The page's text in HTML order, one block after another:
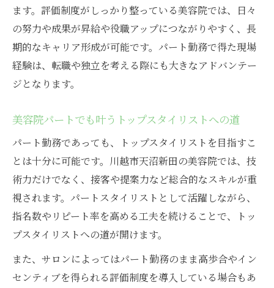
ます。評価制度がしっかり整っている美容院では、日々
の努力や成果が昇給や役職アップにつながりやすく、長
期的なキャリア形成が可能です。パート勤務で得た現場
経験は、転職や独立を考える際にも大きなアドバンテー
ジとなります。
美容院パートでも叶うトップスタイリストへの道
パート勤務であっても、トップスタイリストを目指すこ
とは十分に可能です。川越市天沼新田の美容院では、技
術力だけでなく、接客や提案力など総合的なスキルが重
視されます。パートスタイリストとして活躍しながら、
指名数やリピート率を高める工夫を続けることで、トッ
プスタイリストへの道が開けます。
また、サロンによってはパート勤務のまま高歩合やイン
センティブを得られる評価制度を導入している場合もあ